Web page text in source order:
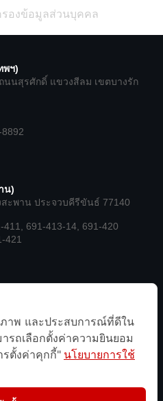
องข้อมูลส่วนบุคคล
พฯ)
นนสุรศักดิ์ แขวงสีลม เขตบางรัก
น)
ะพาน ประจวบคีรีขันธ์ 77140
691-413-14, 691-420
421
us & get in touch.
ภาพ และประสบการณ์ที่ดีใน
รถเลือกตั้งค่าความยินยอม
รตั้งค่าคุกกี้" นโยบายการใช้